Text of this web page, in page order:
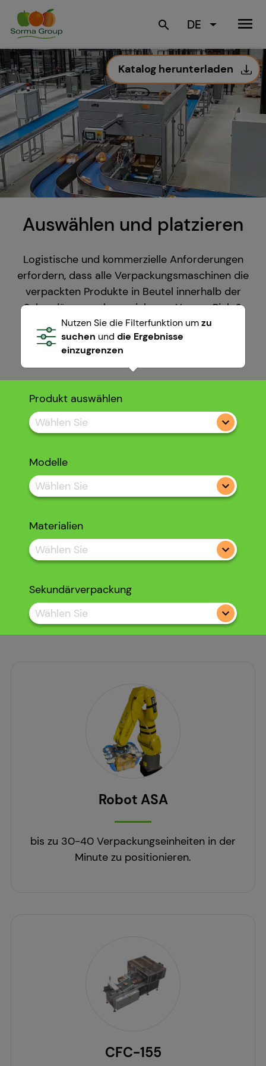
search DE menu
Auswählen und platzieren
Katalog herunterladen
Logistische und kommerzielle Anforderungen
erfordern, dass alle Verpackungsmaschinen die
verpackten Produkte in Beutel innerhalb der
Sekundärverpackung einlegen. Unsere Pick &
Place-Modelle ermöglichen es uns, die
Verpackungen vollautomatisch in Kartons,
Minibins oder Beutel einzufügen.
Nutzen Sie die Filterfunktion umzu
suchen und die Ergebnisse
einzugrenzen
Produkt auswählen
Wählen Sie
Modelle
Wählen Sie
Materialien
Wählen Sie
Sekundärverpackung
Wählen Sie
Robot ASA
bis zu 30-40 Verpackungseinheiten in der
Minute zu positionieren.
CFC-155